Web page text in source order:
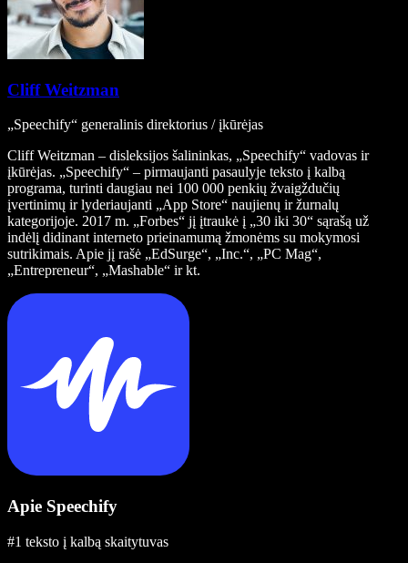
Cliff Weitzman
„Speechify“ generalinis direktorius / įkūrėjas
Cliff Weitzman – disleksijos šalininkas, „Speechify“ vadovas ir
įkūrėjas. „Speechify“ – pirmaujanti pasaulyje teksto į kalbą
programa, turinti daugiau nei 100 000 penkių žvaigždučių
įvertinimų ir lyderiaujanti „App Store“ naujienų ir žurnalų
kategorijoje. 2017 m. „Forbes“ jį įtraukė į „30 iki 30“ sąrašą už
indėlį didinant interneto prieinamumą žmonėms su mokymosi
sutrikimais. Apie jį rašė „EdSurge“, „Inc.“, „PC Mag“,
„Entrepreneur“, „Mashable“ ir kt.
Apie Speechify
#1 teksto į kalbą skaitytuvas